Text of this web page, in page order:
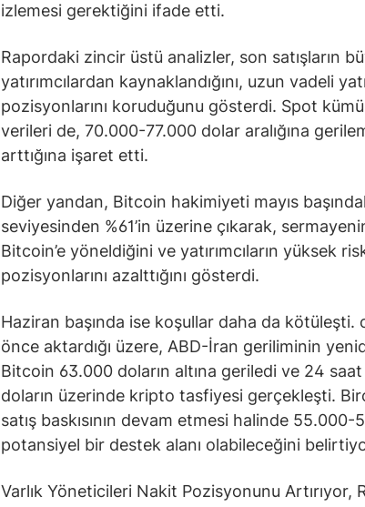
izlemesi gerektiğini ifade etti.
Rapordaki zincir üstü analizler, son satışların
yatırımcılardan kaynaklandığını, uzun vadeli
pozisyonlarını koruduğunu gösterdi. Spot
verileri de, 70.000-77.000 dolar aralığına
arttığına işaret etti.
Diğer yandan, Bitcoin hakimiyeti mayıs
seviyesinden %61’in üzerine çıkarak,
Bitcoin’e yöneldiğini ve yatırımcıların yüksek
pozisyonlarını azalttığını gösterdi.
Haziran başında ise koşullar daha da kötüleşti.
önce aktardığı üzere, ABD-İran geriliminin
Bitcoin 63.000 doların altına geriledi ve 24
doların üzerinde kripto tasfiyesi gerçekleşti.
satış baskısının devam etmesi halinde
potansiyel bir destek alanı olabileceğini
Varlık Yöneticileri Nakit Pozisyonunu Artırıyor,